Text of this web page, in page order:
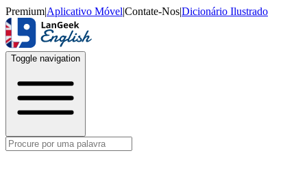
Premium|Aplicativo Móvel|Contate-Nos|Dicionário Ilustrado
Toggle navigation